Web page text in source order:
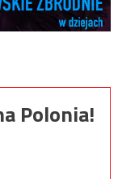
Polonia!